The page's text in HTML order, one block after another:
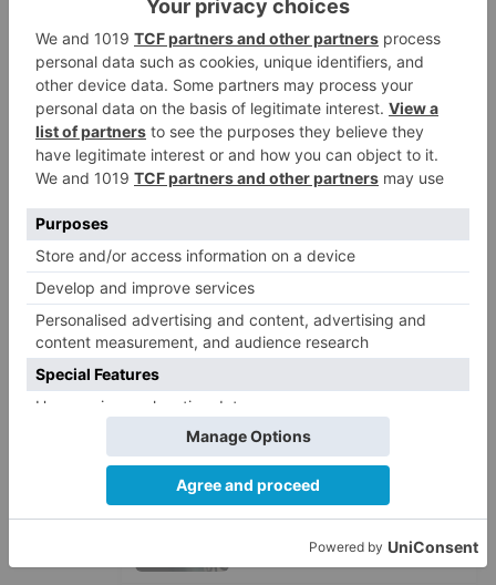
Burgos red carriles bici crece nueva
obra
avenida
constitución española
LO + VISTO
1
Detienen a un joven de 27 años
por el robo de cableado y por
atentado contra los agentes
2
Burgos durante el eclipse del 12
Santiago Lencina, nuevo
refuerzo del Burgos CF para la